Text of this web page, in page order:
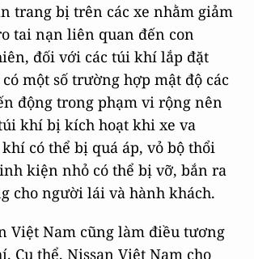
trang bị trên các xe nhằm giảm
tai nạn liên quan đến con
đối với các túi khí lắp đặt
một số trường hợp mật độ các
động trong phạm vi rộng nên
khí bị kích hoạt khi xe va
có thể bị quá áp, vỏ bộ thổi
kiện nhỏ có thể bị vỡ, bắn ra
cho người lái và hành khách.
Việt Nam cũng làm điều tương
Cụ thể, Nissan Việt Nam cho